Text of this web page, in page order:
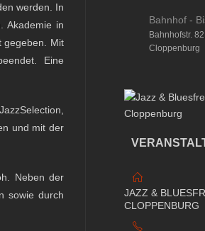
werden. In
Akademie in
gegeben. Mit
Eine
und mit der
Neben der
sowie durch
Bahnhof -
Bahnhofstr.
Cloppenburg
JAZZ &
CLOPPENBURG